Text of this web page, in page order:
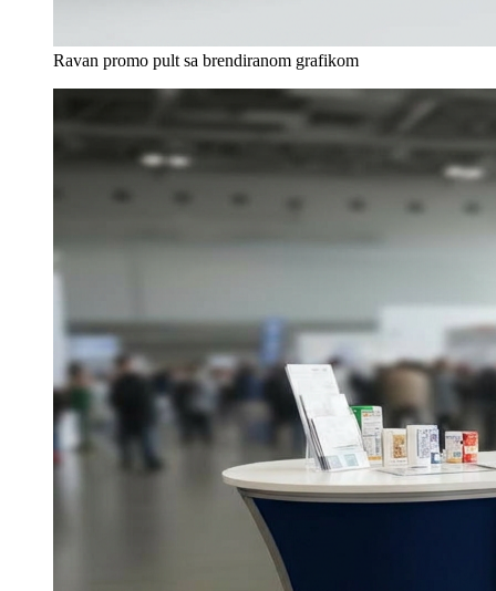
Ravan promo pult sa brendiranom grafikom